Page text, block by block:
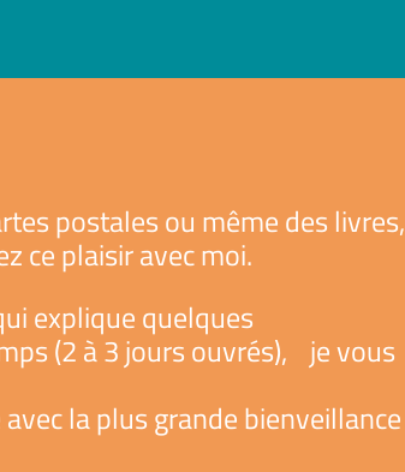
postales ou même des livres,
ce plaisir avec moi.
explique quelques
(2 à 3 jours ouvrés), je vous
la plus grande bienveillance